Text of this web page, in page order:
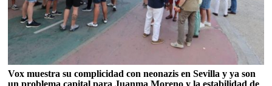
Vox muestra su complicidad con neonazis en Sevilla y ya son
un problema capital para Juanma Moreno y la estabilidad de